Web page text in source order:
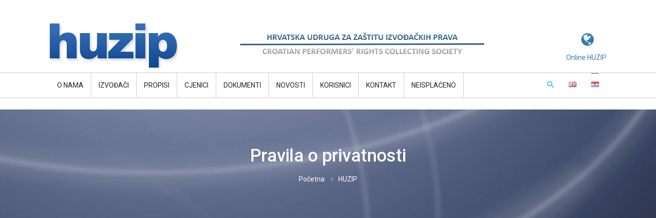
Online HUZIP
O NAMA IZVOĐAČI PROPISI CJENICI DOKUMENTI NOVOSTI KORISNICI KONTAKT NEISPLAĆENO
Pravila o privatnosti
Početna HUZIP